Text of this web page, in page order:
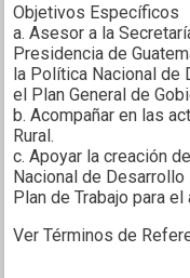
Objetivos Específicos
a. Asesor a la
Presidencia de
la Política Nacional de
el Plan General de
b. Acompañar en las
Rural.
c. Apoyar la creación
Nacional de Desarrollo
Plan de Trabajo para el
Ver Términos de